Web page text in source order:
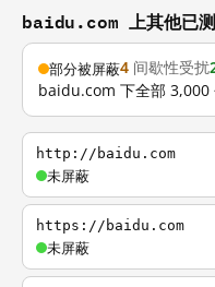
baidu.com 上其他已
部分被屏蔽4 间歇性受扰
baidu.com 下全部
http://baidu.com
未屏蔽
https://baidu.com
未屏蔽